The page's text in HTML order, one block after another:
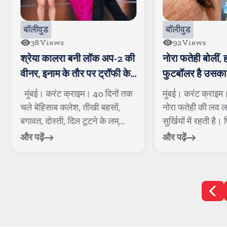
बॉलीवुड
92Views
नोरा फतेही बोलीं, हां, मोरक्को
फुटबॉलर है उसका खास दोस्त
मुंबई। करंट क्राइम। बॉलीवुड डीवा
नोरा फतेही की लव लाइफ अकसर
सुर्खियों में रहती है। पिछले कई मही...
और पढ़ें
बॉलीवुड
18Views
जन्नत ने किया
यादव को कर रही
मुंबई। करंट
समय से टेलीविजन
यादव और जन्नत
और पढ़ें